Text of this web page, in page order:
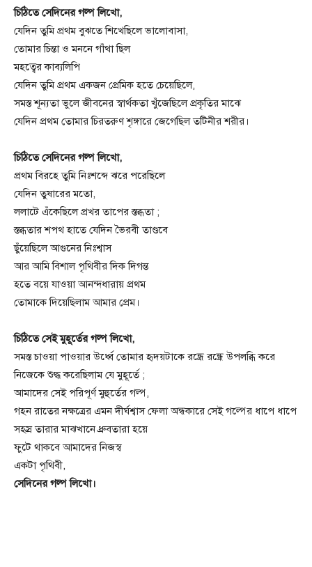
চিঠিতে সেদিনের গল্প লিখো,
যেদিন তুমি প্রথম বুঝতে শিখেছিলে ভালোবাসা,
তোমার চিন্তা ও মননে গাঁথা ছিল
মহত্বের কাব্যলিপি
যেদিন তুমি প্রথম একজন প্রেমিক হতে চেয়েছিলে,
সমস্ত শূন্যতা ভুলে জীবনের স্বার্থকতা খুঁজেছিলে প্রকৃতির মাঝে
যেদিন প্রথম তোমার চিরতরুণ শৃঙ্গারে জেগেছিল তটিনীর শরীর।
চিঠিতে সেদিনের গল্প লিখো,
প্রথম বিরহে তুমি নিঃশব্দে ঝরে পরেছিলে
যেদিন তুষারের মতো,
ললাটে এঁকেছিলে প্রখর তাপের স্তব্ধতা ;
স্তব্ধতার শপথ হাতে যেদিন ভৈরবী তাণ্ডবে
ছুঁয়েছিলে আগুনের নিঃশ্বাস
আর আমি বিশাল পৃথিবীর দিক দিগন্ত
হতে বয়ে যাওয়া আনন্দধারায় প্রথম
তোমাকে দিয়েছিলাম আমার প্রেম।
চিঠিতে সেই মুহূর্তের গল্প লিখো,
সমস্ত চাওয়া পাওয়ার উর্ধ্বে তোমার হৃদয়টাকে রন্ধ্রে রন্ধ্রে উপলব্ধি করে
নিজেকে শুদ্ধ করেছিলাম যে মুহূর্তে ;
আমাদের সেই পরিপূর্ণ মুহুর্তের গল্প,
গহন রাতের নক্ষত্রের এমন দীর্ঘশ্বাস ফেলা অন্ধকারে সেই গল্পের ধাপে ধাপে
সহস্র তারার মাঝখানে ধ্রুবতারা হয়ে
ফুটে থাকবে আমাদের নিজস্ব
একটা পৃথিবী,
সেদিনের গল্প লিখো।